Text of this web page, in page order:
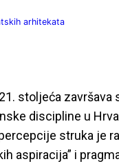
stoljeća završava
discipline u
struka je
aspiracija” i